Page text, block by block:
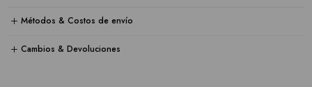
Métodos & Costos de envío
Cambios & Devoluciones